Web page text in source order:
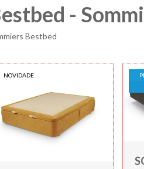
-
Bestbed
NOVIDADE